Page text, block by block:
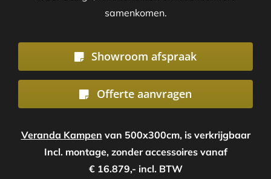
samenkomen.
Showroom afspraak
Offerte aanvragen
Veranda Kampen van 500x300cm, is verkrijgbaar
Incl. montage, zonder accessoires vanaf
€ 16.879,- incl. BTW